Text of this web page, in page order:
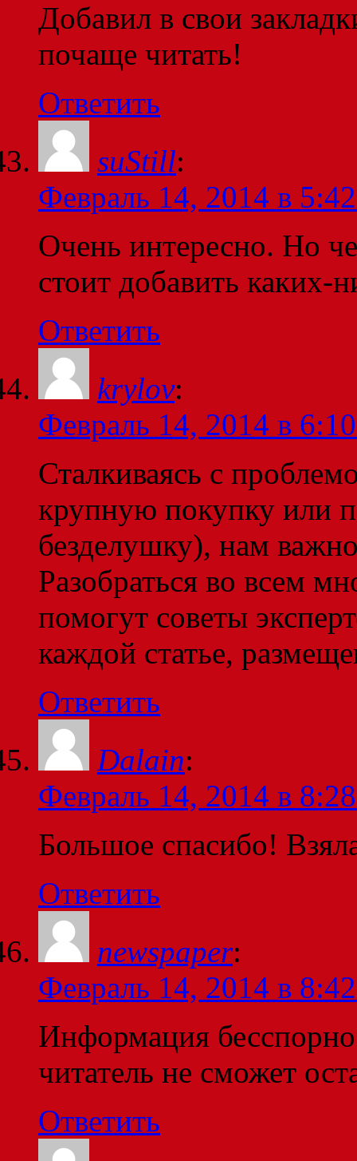
Добавил в свои
почаще читать!
Ответить
suStill:
Февраль 14, 2014 в
Очень интересно. Но
стоит добавить каких-
Ответить
krylov:
Февраль 14, 2014 в
Сталкиваясь с
крупную покупку или
безделушку), нам важно
Разобраться во всем
помогут советы
каждой статье,
Ответить
Dalain:
Февраль 14, 2014 в
Большое спасибо!
Ответить
newspaper:
Февраль 14, 2014 в
Информация
читатель не сможет
Ответить